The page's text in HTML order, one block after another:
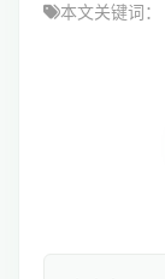
本文关键词：